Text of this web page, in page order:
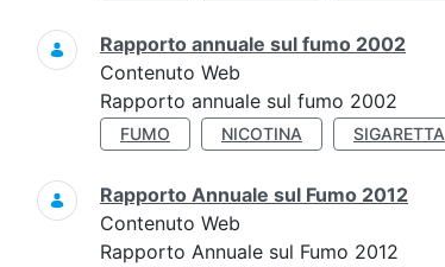
Rapporto annuale sul fumo 2002
Contenuto Web
Rapporto annuale sul fumo 2002
FUMO NICOTINA SIGARETTA
Rapporto Annuale sul Fumo 2012
Contenuto Web
Rapporto Annuale sul Fumo 2012